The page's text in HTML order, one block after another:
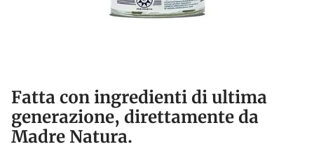
Fatta con ingredienti di ultima
generazione, direttamente da
Madre Natura.